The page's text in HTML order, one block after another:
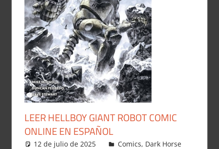
LEER HELLBOY GIANT ROBOT COMIC
ONLINE EN ESPAÑOL
12 de julio de 2025 Carlitox Banana
Comics, Dark Horse